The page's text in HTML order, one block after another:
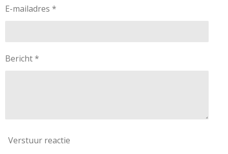
E-mailadres *
Bericht *
Verstuur reactie